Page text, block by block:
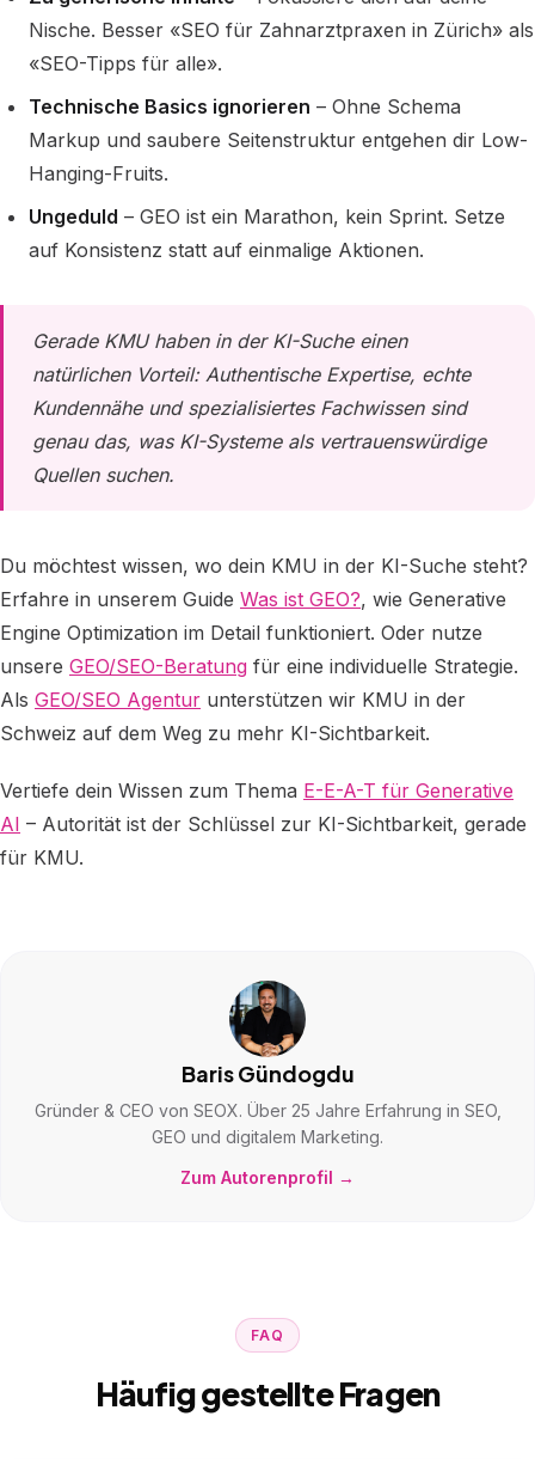
Nische. Besser «SEO für Zahnarztpraxen in Zürich» als
«SEO-Tipps für alle».
Technische Basics ignorieren – Ohne Schema
Markup und saubere Seitenstruktur entgehen dir Low-
Hanging-Fruits.
Ungeduld – GEO ist ein Marathon, kein Sprint. Setze
auf Konsistenz statt auf einmalige Aktionen.
Gerade KMU haben in der KI-Suche einen
natürlichen Vorteil: Authentische Expertise, echte
Kundennähe und spezialisiertes Fachwissen sind
genau das, was KI-Systeme als vertrauenswürdige
Quellen suchen.
Du möchtest wissen, wo dein KMU in der KI-Suche steht?
Erfahre in unserem Guide Was ist GEO?, wie Generative
Engine Optimization im Detail funktioniert. Oder nutze
unsere GEO/SEO-Beratung für eine individuelle Strategie.
Als GEO/SEO Agentur unterstützen wir KMU in der
Schweiz auf dem Weg zu mehr KI-Sichtbarkeit.
Vertiefe dein Wissen zum Thema E-E-A-T für Generative
AI – Autorität ist der Schlüssel zur KI-Sichtbarkeit, gerade
für KMU.
Baris Gündogdu
Gründer & CEO von SEOX. Über 25 Jahre Erfahrung in SEO,
GEO und digitalem Marketing.
Zum Autorenprofil →
FAQ
Häufig gestellte Fragen